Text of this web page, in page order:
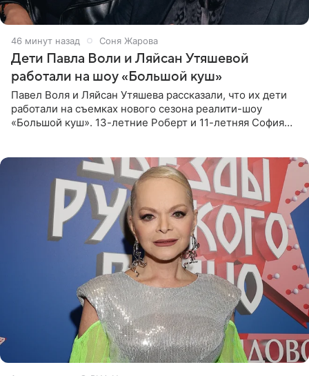
46 минут назад Соня Жарова
Дети Павла Воли и Ляйсан Утяшевой
работали на шоу «Большой куш»
Павел Воля и Ляйсан Утяшева рассказали, что их дети
работали на съемках нового сезона реалити-шоу
«Большой куш». 13-летние Роберт и 11-летняя София